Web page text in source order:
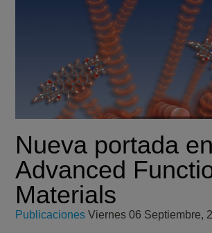
Nueva portada en
Advanced
Materials
Publicaciones Viernes 06 Septiembre,